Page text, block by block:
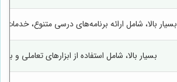
بسیار بالا، شامل ارائه برنامه‌های درسی متنوع،
بسیار بالا، شامل استفاده از ابزارهای تعاملی و